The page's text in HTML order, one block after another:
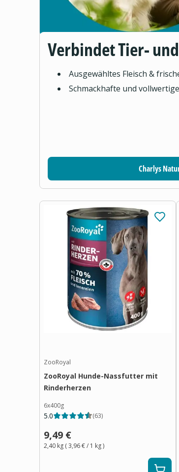
Verbindet Tier-
Ausgewähltes Fleisch &
Schmackhafte und
Charlys
ZooRoyal
ZooRoyal Hunde-Nassfutter mit
Rinderherzen
6x400g
5.0 (63)
9,49 €
2,40 kg (3,96 €/ 1 kg)